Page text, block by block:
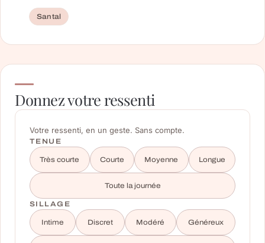
Santal
Donnez votre ressenti
Votre ressenti, en un geste. Sans compte.
TENUE
Très courte Courte Moyenne Longue
Toute la journée
SILLAGE
Intime Discret Modéré Généreux